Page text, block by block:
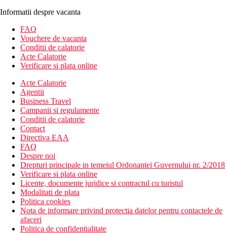
Informatii despre vacanta
FAQ
Vouchere de vacanta
Conditii de calatorie
Acte Calatorie
Verificare si plata online
Acte Calatorie
Agentii
Business Travel
Campanii si regulamente
Conditii de calatorie
Contact
Directiva EAA
FAQ
Despre noi
Drepturi principale in temeiul Ordonantei Guvernului nr. 2/2018
Verificare si plata online
Licente, documente juridice si contractul cu turistul
Modalitati de plata
Politica cookies
Nota de informare privind protectia datelor pentru contactele de
afaceri
Politica de confidentialitate